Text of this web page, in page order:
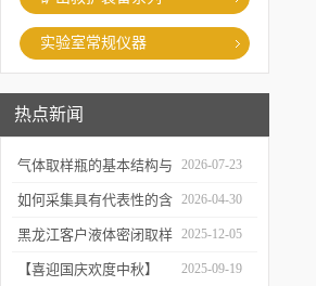
实验室常规仪器
热点新闻
气体取样瓶的基本结构与
工作逻辑是什么？
2026-07-23
如何采集具有代表性的含
油水样？——石油类采水
器原理与使用
2026-04-30
黑龙江客户液体密闭取样
器项目顺利交付
2025-12-05
【喜迎国庆欢度中秋】 2025-09-19